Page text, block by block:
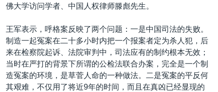
佛大学访问学者、中国人权律师滕彪先生。
王军表示，呼格案反映了两个问题：一是中国司法的失败。
制造一起冤案在二十多小时内把一个报案者定为杀人犯，后
来在检察院起诉、法院审判中，司法应有的制约根本无效；
当时在严打的背景下所谓的公检法联合办案，完全是一个制
造冤案的环境，是草菅人命的一种做法。二是冤案的平反何
其艰难，不仅用了将近9年的时间，而且在真凶已经显现的